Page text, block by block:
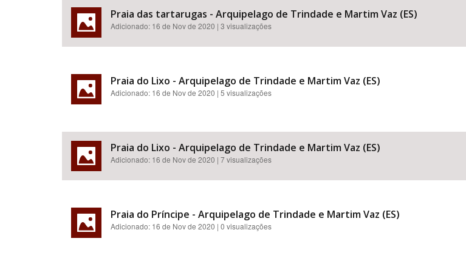
Praia das tartarugas - Arquipelago de Trindade e Martim Vaz (ES)
Adicionado: 16 de Nov de 2020 | 3 visualizações
Praia do Lixo - Arquipelago de Trindade e Martim Vaz (ES)
Adicionado: 16 de Nov de 2020 | 5 visualizações
Praia do Lixo - Arquipelago de Trindade e Martim Vaz (ES)
Adicionado: 16 de Nov de 2020 | 7 visualizações
Praia do Príncipe - Arquipelago de Trindade e Martim Vaz (ES)
Adicionado: 16 de Nov de 2020 | 0 visualizações